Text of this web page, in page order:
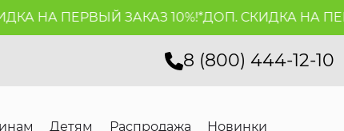
НА ПЕРВЫЙ ЗАКАЗ 10%!*ДОП. СКИДКА НА
8 (800) 444-12-10
Детям Распродажа Новинки